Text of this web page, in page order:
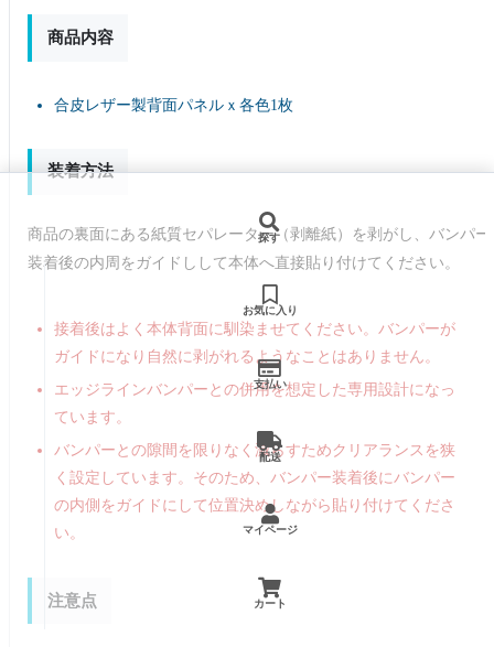
探す
お気に入り
支払い
配送
マイページ
カート
商品内容
合皮レザー製背面パネルｘ各色1枚
装着方法
商品の裏面にある紙質セパレーター（剥離紙）を剥がし、バンパー
装着後の内周をガイドしして本体へ直接貼り付けてください。
接着後はよく本体背面に馴染ませてください。バンパーが
ガイドになり自然に剥がれるようなことはありません。
エッジラインバンパーとの併用を想定した専用設計になっ
ています。
バンパーとの隙間を限りなく減らすためクリアランスを狭
く設定しています。そのため、バンパー装着後にバンパー
の内側をガイドにして位置決めしながら貼り付けてくださ
い。
注意点